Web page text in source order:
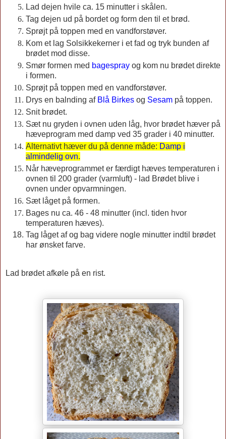
Lad dejen hvile ca. 15 minutter i skålen.
Tag dejen ud på bordet og form den til et brød.
Sprøjt på toppen med en vandforstøver.
Kom et lag Solsikkekerner i et fad og tryk bunden af
brødet mod disse.
Smør formen med bagespray og kom nu brødet direkte
i formen.
Sprøjt på toppen med en vandforstøver.
Drys en balnding af Blå Birkes og Sesam på toppen.
Snit brødet.
Sæt nu gryden i ovnen uden låg, hvor brødet hæver på
hæveprogram med damp ved 35 grader i 40 minutter.
Alternativt hæver du på denne måde: Damp i
almindelig ovn.
Når hæveprogrammet er færdigt hæves temperaturen i
ovnen til 200 grader (varmluft) - lad Brødet blive i
ovnen under opvarmningen.
Sæt låget på formen.
Bages nu ca. 46 - 48 minutter (incl. tiden hvor
temperaturen hæves).
Tag låget af og bag videre nogle minutter indtil brødet
har ønsket farve.
Lad brødet afkøle på en rist.